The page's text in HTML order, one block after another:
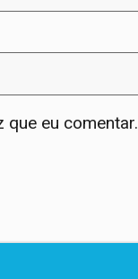
que eu comentar.